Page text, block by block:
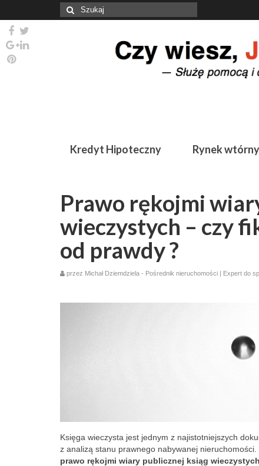
Szuklaj
w:
Kredyt Hipoteczny Rynek wtórny
Prawo rękojmi
wieczystych – czy
od prawdy ?
przez Michał Dziemdziela - Pośrednik nieruchomości | Expert do
Księga wieczysta jest jednym z najistotniejszych
z analizą stanu prawnego nabywanej
prawo rękojmi wiary publicznej ksiąg wieczystych